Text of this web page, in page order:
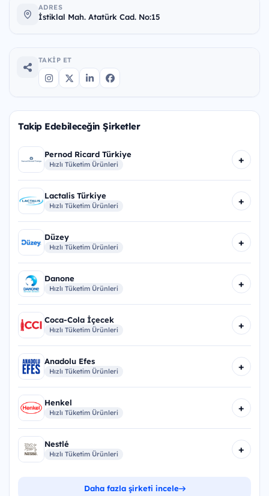
ADRES
İstiklal Mah. Atatürk Cad. No:15
TAKIP ET
Takip Edebileceğin Şirketler
Pernod Ricard Türkiye
Hızlı Tüketim Ürünleri +
Lactalis Türkiye
Hızlı Tüketim Ürünleri +
Düzey
Hızlı Tüketim Ürünleri +
Danone
Hızlı Tüketim Ürünleri +
Coca-Cola İçecek
Hızlı Tüketim Ürünleri +
Anadolu Efes
Hızlı Tüketim Ürünleri +
Henkel
Hızlı Tüketim Ürünleri +
Nestlé
Hızlı Tüketim Ürünleri +
Daha fazla şirketi incele